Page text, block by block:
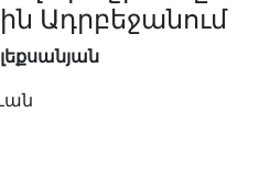
Ադրբեջանում